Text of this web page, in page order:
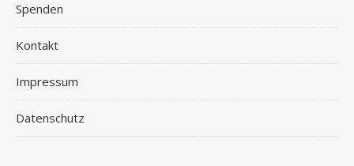
Spenden
Kontakt
Impressum
Datenschutz